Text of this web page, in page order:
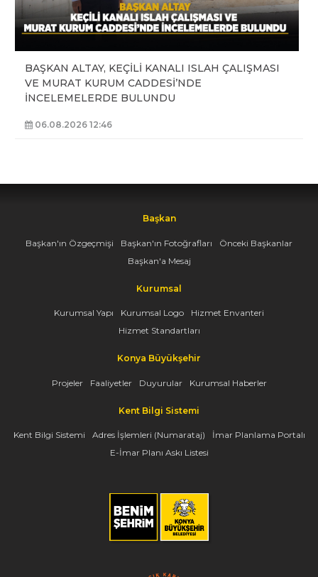
BAŞKAN ALTAY, KEÇİLİ KANALI ISLAH ÇALIŞMASI
VE MURAT KURUM CADDESİ’NDE
İNCELEMELERDE BULUNDU
06.08.2026 12:46
Başkan
Başkan'ın Özgeçmişi Başkan'ın Fotoğrafları
Önceki Başkanlar
Başkan'a Mesaj
Kurumsal
Kurumsal Yapı Kurumsal Logo
Hizmet Envanteri
Hizmet Standartları
Konya Büyükşehir
Projeler Faaliyetler Duyurular Kurumsal Haberler
Kent Bilgi Sistemi
Kent Bilgi Sistemi Adres İşlemleri (Numarataj)
İmar Planlama Portalı
E-İmar Planı Askı Listesi